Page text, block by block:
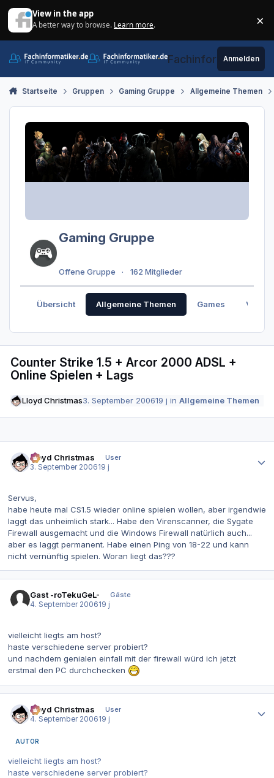
View in the app
A better way to browse. Learn more. ×
Fachinformatiker.de
Anmelden
Startseite Gruppen Gaming Gruppe Allgemeine Themen
Gaming Gruppe
Offene Gruppe 162 Mitglieder
Übersicht Allgemeine Themen Games
Counter Strike 1.5 + Arcor 2000 ADSL +
Online Spielen + Lags
Lloyd Christmas3. September 200619 j inAllgemeine Themen
Lloyd Christmas
User
3. September 200619 j
Servus,
habe heute mal CS1.5 wieder online spielen wollen, aber irgendwie
laggt das unheimlich stark... Habe den Virenscanner, die Sygate
Firewall ausgemacht und die Windows Firewall natürlich auch...
aber es laggt permanent. Habe einen Ping von 18-22 und kann
nicht vernünftig spielen. Woran liegt das???
Gast -roTekuGeL-
Gäste
4. September 200619 j
vielleicht liegts am host?
haste verschiedene server probiert?
und nachdem genialen einfall mit der firewall würd ich jetzt
erstmal den PC durchchecken
Lloyd Christmas
User
4. September 200619 j
AUTOR
vielleicht liegts am host?
haste verschiedene server probiert?